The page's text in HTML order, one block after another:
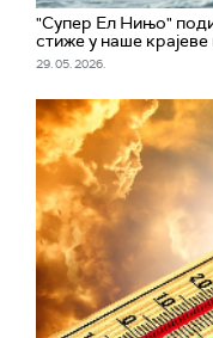
"Супер Ел Нињо"
стиже у наше
29. 05. 2026.